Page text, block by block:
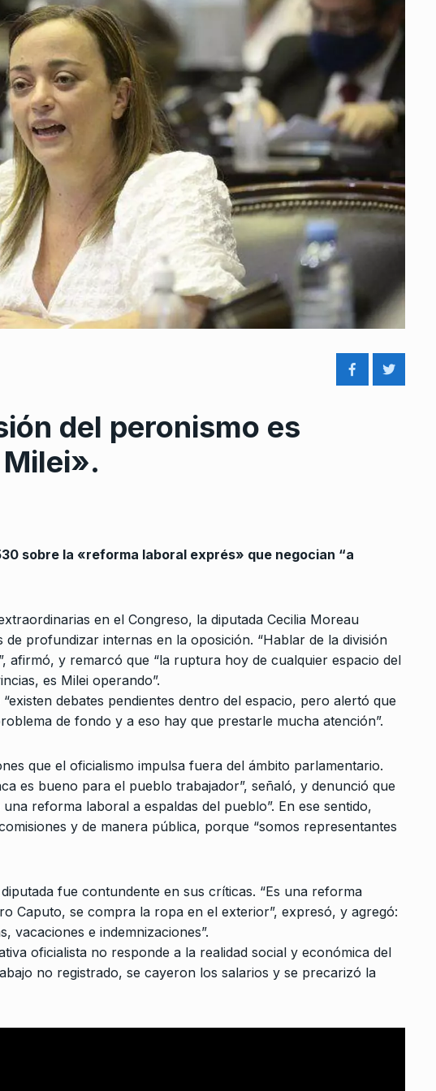
del peronismo es
sobre la «reforma laboral exprés» que negocian “a
en el Congreso, la diputada Cecilia Moreau
profundizar internas en la oposición. “Hablar de la división
afirmó, y remarcó que “la ruptura hoy de cualquier espacio del
es Milei operando”.
debates pendientes dentro del espacio, pero alertó que
de fondo y a eso hay que prestarle mucha atención”.
que el oficialismo impulsa fuera del ámbito parlamentario.
es bueno para el pueblo trabajador”, señaló, y denunció que
reforma laboral a espaldas del pueblo”. En ese sentido,
y de manera pública, porque “somos representantes
fue contundente en sus críticas. “Es una reforma
Caputo, se compra la ropa en el exterior”, expresó, y agregó:
vacaciones e indemnizaciones”.
oficialista no responde a la realidad social y económica del
no registrado, se cayeron los salarios y se precarizó la
de miércoles:,
más de 120
el…
Octubre De 2022
mal a Argentina,
De Septiembre De 2025
«Las
van a destruir la
que poder ganar
discutiendo la
Noviembre De 2022
investigando”
9
«A La Libertad Avanza le jugó en
contra no tener…
NOTICIAS 2 7 De Septiembre De 2025
10
Móvil de Martín Suárez en el
descarrilamiento de trenes en…